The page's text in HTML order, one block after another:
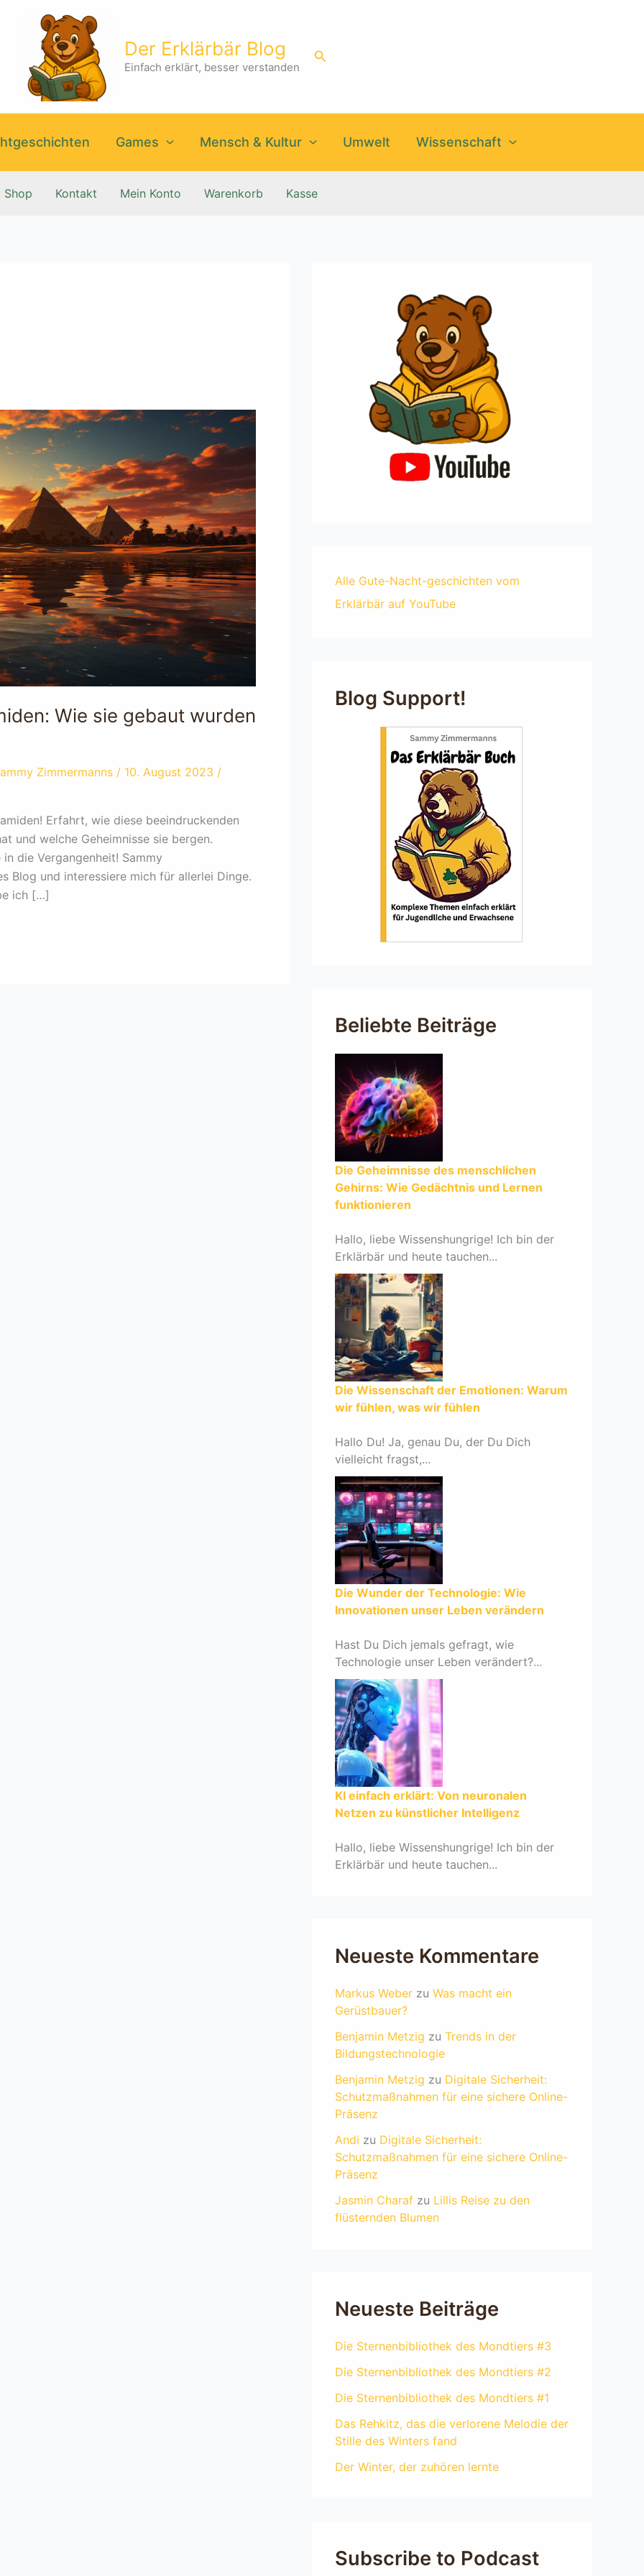
Der Erklärbär Blog
Einfach erklärt, besser verstanden
Suchen
Games Mensch & Kultur Umwelt Wissenschaft
Shop Kontakt Mein Konto Warenkorb Kasse
Wie sie gebaut wurden
Zimmermanns / 10. August 2023 /
Erfahrt, wie diese beeindruckenden
und welche Geheimnisse sie bergen.
die Vergangenheit! Sammy
Blog und interessiere mich für allerlei Dinge.
ich […]
Alle Gute-Nacht-geschichten vom
Erklärbär auf YouTube
Blog Support!
Beliebte Beiträge
Die Geheimnisse des menschlichen
Gehirns: Wie Gedächtnis und Lernen
funktionieren
Hallo, liebe Wissenshungrige! Ich bin der
Erklärbär und heute tauchen...
Die Wissenschaft der Emotionen: Warum
wir fühlen, was wir fühlen
Hallo Du! Ja, genau Du, der Du Dich
vielleicht fragst,...
Die Wunder der Technologie: Wie
Innovationen unser Leben verändern
Hast Du Dich jemals gefragt, wie
Technologie unser Leben verändert?...
KI einfach erklärt: Von neuronalen
Netzen zu künstlicher Intelligenz
Hallo, liebe Wissenshungrige! Ich bin der
Erklärbär und heute tauchen...
Neueste Kommentare
Markus Weber zu Was macht ein
Gerüstbauer?
Benjamin Metzig zu Trends in der
Bildungstechnologie
Benjamin Metzig zu Digitale Sicherheit:
Schutzmaßnahmen für eine sichere Online-
Präsenz
Andi zu Digitale Sicherheit:
Schutzmaßnahmen für eine sichere Online-
Präsenz
Jasmin Charaf zu Lillis Reise zu den
flüsternden Blumen
Neueste Beiträge
Die Sternenbibliothek des Mondtiers #3
Die Sternenbibliothek des Mondtiers #2
Die Sternenbibliothek des Mondtiers #1
Das Rehkitz, das die verlorene Melodie der
Stille des Winters fand
Der Winter, der zuhören lernte
Subscribe to Podcast